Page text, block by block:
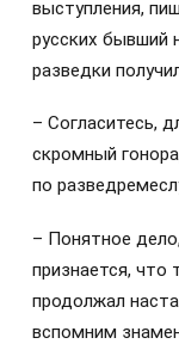
выступления,
русских бывший
разведки
– Согласитесь,
скромный
по
– Понятное
признается, что
продолжал
вспомним